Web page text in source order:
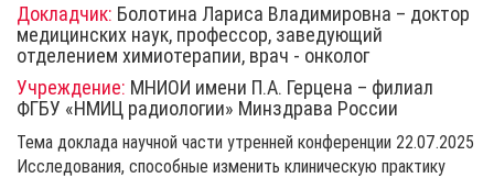
Докладчик: Болотина Лариса Владимировна – доктор
медицинских наук, профессор, заведующий
отделением химиотерапии, врач - онколог
Учреждение: МНИОИ имени П.А. Герцена – филиал
ФГБУ «НМИЦ радиологии» Минздрава России
Тема доклада научной части утренней конференции 22.07.2025
Исследования, способные изменить клиническую практику